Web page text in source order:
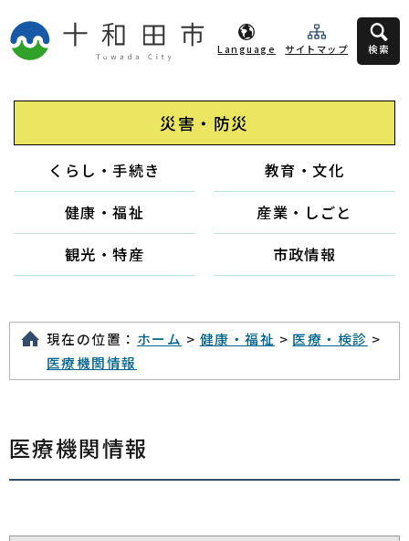
Language サイトマップ 検索
災害・防災
くらし・手続き
教育・文化
健康・福祉
産業・しごと
観光・特産
市政情報
現在の位置： ホーム > 健康・福祉 > 医療・検診 >
医療機関情報
医療機関情報